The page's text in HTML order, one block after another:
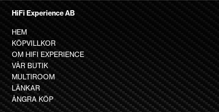
varianter.
De
olika
alternativen
kan
väljas
på
HiFi Experience AB
HEM
KÖPVILLKOR
OM HIFI EXPERIENCE
VÅR BUTIK
MULTIROOM
LÄNKAR
ÅNGRA KÖP